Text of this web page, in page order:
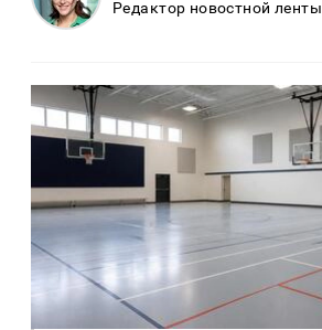
Редактор новостной ленты